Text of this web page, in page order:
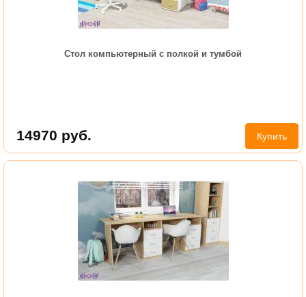
Стол компьютерный с полкой и тумбой
14970 руб. Купить